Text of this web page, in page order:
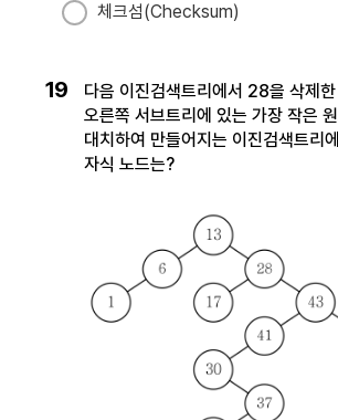
체크섬(Checksum)
19
다음 이진검색트리에서 28을 삭제
오른쪽 서브트리에 있는 가장 작은
대치하여 만들어지는 이진검색트리
자식 노드는?